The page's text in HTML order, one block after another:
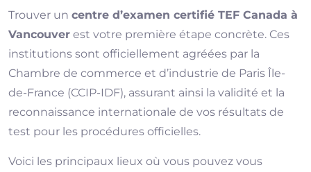
Trouver un centre d’examen certifié TEF Canada à
Vancouver est votre première étape concrète. Ces
institutions sont officiellement agréées par la
Chambre de commerce et d’industrie de Paris Île-
de-France (CCIP-IDF), assurant ainsi la validité et la
reconnaissance internationale de vos résultats de
test pour les procédures officielles.
Voici les principaux lieux où vous pouvez vous